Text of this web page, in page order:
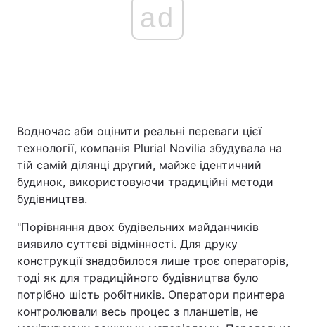
ad
Водночас аби оцінити реальні переваги цієї
технології, компанія Plurial Novilia збудувала на
тій самій ділянці другий, майже ідентичний
будинок, використовуючи традиційні методи
будівництва.
"Порівняння двох будівельних майданчиків
виявило суттєві відмінності. Для друку
конструкції знадобилося лише троє операторів,
тоді як для традиційного будівництва було
потрібно шість робітників. Оператори принтера
контролювали весь процес з планшетів, не